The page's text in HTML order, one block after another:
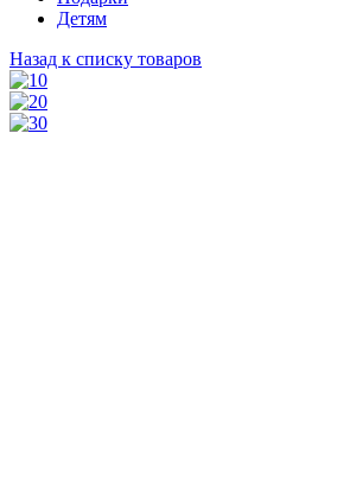
Детям
Назад к списку товаров